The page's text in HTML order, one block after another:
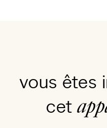
vous êtes
cet